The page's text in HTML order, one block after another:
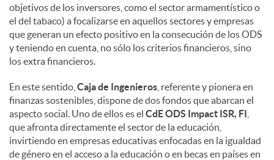
objetivos de los inversores, como el sector armamentístico o
el del tabaco) a focalizarse en aquellos sectores y empresas
que generan un efecto positivo en la consecución de los ODS
y teniendo en cuenta, no sólo los criterios financieros, sino
los extra financieros.
En este sentido, Caja de Ingenieros , referente y pionera en
finanzas sostenibles, dispone de dos fondos que abarcan el
aspecto social. Uno de ellos es el CdE ODS Impact ISR, FI
que afronta directamente el sector de la educación,
invirtiendo en empresas educativas enfocadas en la igualdad
de género en el acceso a la educación o en becas en países en